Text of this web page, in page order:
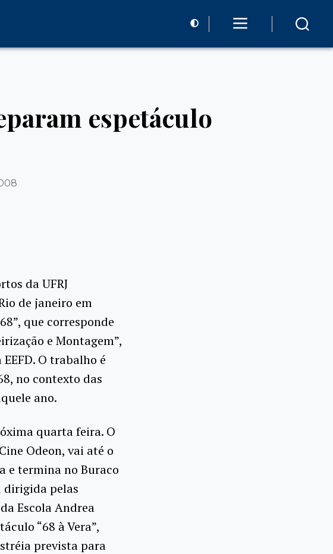
espetáculo
da UFRJ
de janeiro em
que corresponde
e Montagem”,
O trabalho é
no contexto das
ano.
quarta feira. O
Odeon, vai até o
e termina no Buraco
dirigida pelas
Escola Andrea
“68 à Vera”,
prevista para